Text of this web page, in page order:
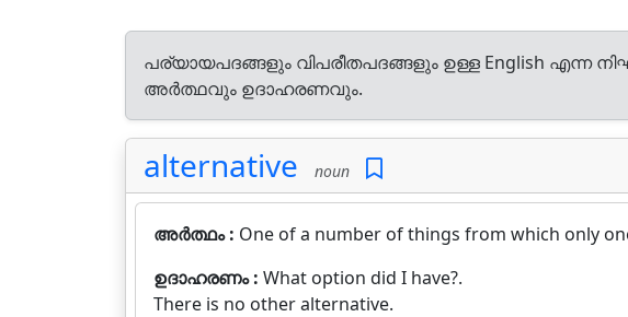
പര്യായപദങ്ങളും വിപരീതപദങ്ങളും ഉള്ള English എന്ന
അർത്ഥവും ഉദാഹരണവും.
alternative noun
അർത്ഥം : One of a number of things from which only
ഉദാഹരണം : What option did I have?.
There is no other alternative.